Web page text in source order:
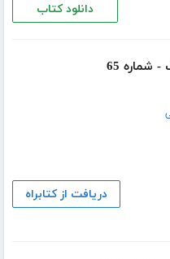
دانلود کتاب
65
دریافت از کتابراه